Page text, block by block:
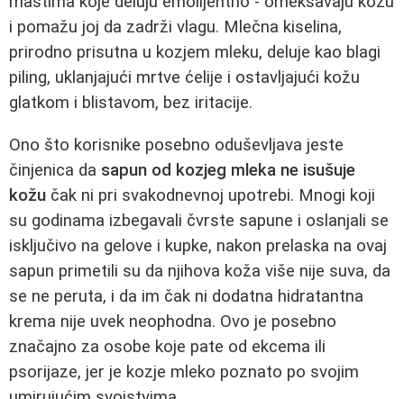
i pomažu joj da zadrži vlagu. Mlečna kiselina,
prirodno prisutna u kozjem mleku, deluje kao blagi
piling, uklanjajući mrtve ćelije i ostavljajući kožu
glatkom i blistavom, bez iritacije.
Ono što korisnike posebno oduševljava jeste
činjenica da sapun od kozjeg mleka ne isušuje
kožu čak ni pri svakodnevnoj upotrebi. Mnogi koji
su godinama izbegavali čvrste sapune i oslanjali se
isključivo na gelove i kupke, nakon prelaska na ovaj
sapun primetili su da njihova koža više nije suva, da
se ne peruta, i da im čak ni dodatna hidratantna
krema nije uvek neophodna. Ovo je posebno
značajno za osobe koje pate od ekcema ili
psorijaze, jer je kozje mleko poznato po svojim